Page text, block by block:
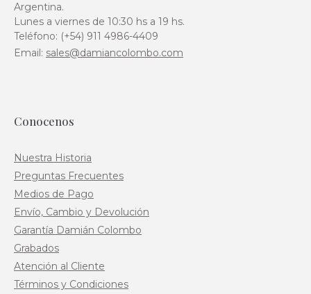
Argentina.
Lunes a viernes de 10:30 hs a 19 hs.
Teléfono: (+54) 911 4986-4409
Email: sales@damiancolombo.com
Conocenos
Nuestra Historia
Preguntas Frecuentes
Medios de Pago
Envío, Cambio y Devolución
Garantía Damián Colombo
Grabados
Atención al Cliente
Términos y Condiciones